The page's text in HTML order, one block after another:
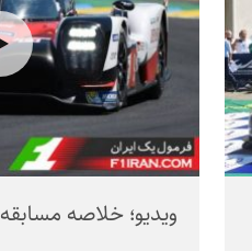
ویدیو؛ خلاصه مسابقه 24 ساعته لمانز 2017